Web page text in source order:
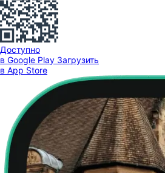
Доступно
в Google Play Загрузить
в App Store